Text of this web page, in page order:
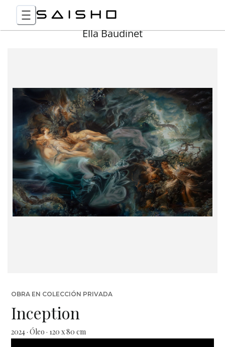
Ella Baudinet
OBRA EN COLECCIÓN PRIVADA
Inception
2024 · Óleo · 120 x 80 cm